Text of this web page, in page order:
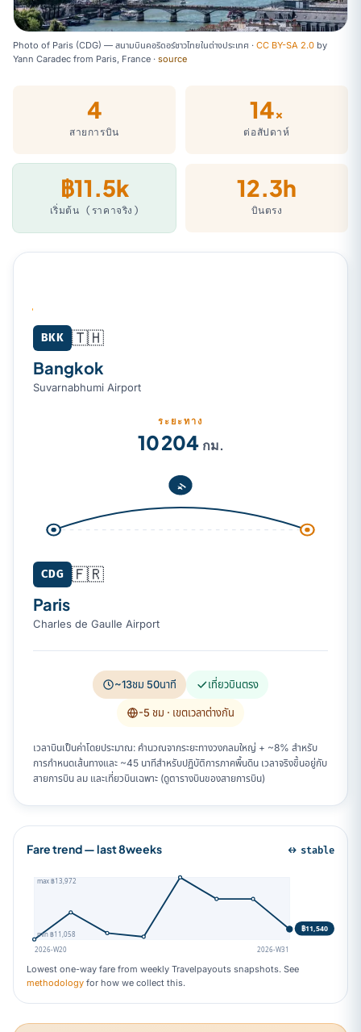
Photo of Paris (CDG) — สนามบินคอริดอร์ชาวไทยในต่างประเทศ · CC BY-SA 2.0 by
Yann Caradec from Paris, France · source
4
สายการบิน
14×
ต่อสัปดาห์
฿11.5k
เริ่มต้น (ราคาจริง)
12.3h
บินตรง
Bangkok (BKK) → Paris (CDG)
BKK 🇹🇭
Bangkok
Suvarnabhumi Airport
ระยะทาง
10 204 กม.
CDG 🇫🇷
Paris
Charles de Gaulle Airport
~13ชม 50นาที เที่ยวบินตรง
-5 ชม · เขตเวลาต่างกัน
เวลาบินเป็นค่าโดยประมาณ: คำนวณจากระยะทางวงกลมใหญ่ + ~8% สำหรับ
การกำหนดเส้นทางและ ~45 นาทีสำหรับปฏิบัติการภาคพื้นดิน เวลาจริงขึ้นอยู่กับ
สายการบิน ลม และเที่ยวบินเฉพาะ (ดูตารางบินของสายการบิน)
Fare trend — last 8weeks ↔ stable
฿11,540
max ฿13,972
min ฿11,058
2026-W20
2026-W31
Lowest one-way fare from weekly Travelpayouts snapshots. See
methodology for how we collect this.